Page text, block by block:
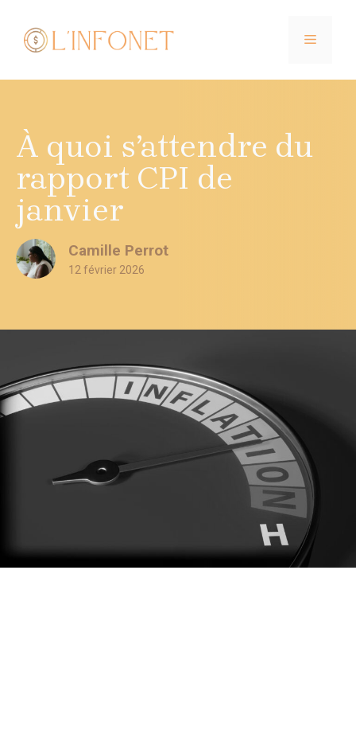
contenu
MENU
À quoi s’attendre du
rapport CPI de
janvier
Camille Perrot
12 février 2026